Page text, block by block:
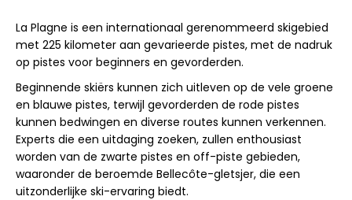
La Plagne is een internationaal gerenommeerd skigebied
met 225 kilometer aan gevarieerde pistes, met de nadruk
op pistes voor beginners en gevorderden.
Beginnende skiërs kunnen zich uitleven op de vele groene
en blauwe pistes, terwijl gevorderden de rode pistes
kunnen bedwingen en diverse routes kunnen verkennen.
Experts die een uitdaging zoeken, zullen enthousiast
worden van de zwarte pistes en off-piste gebieden,
waaronder de beroemde Bellecôte-gletsjer, die een
uitzonderlijke ski-ervaring biedt.